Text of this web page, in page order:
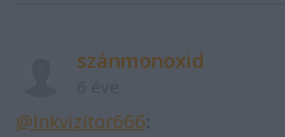
szánmonoxid
@Inkvizítor666: